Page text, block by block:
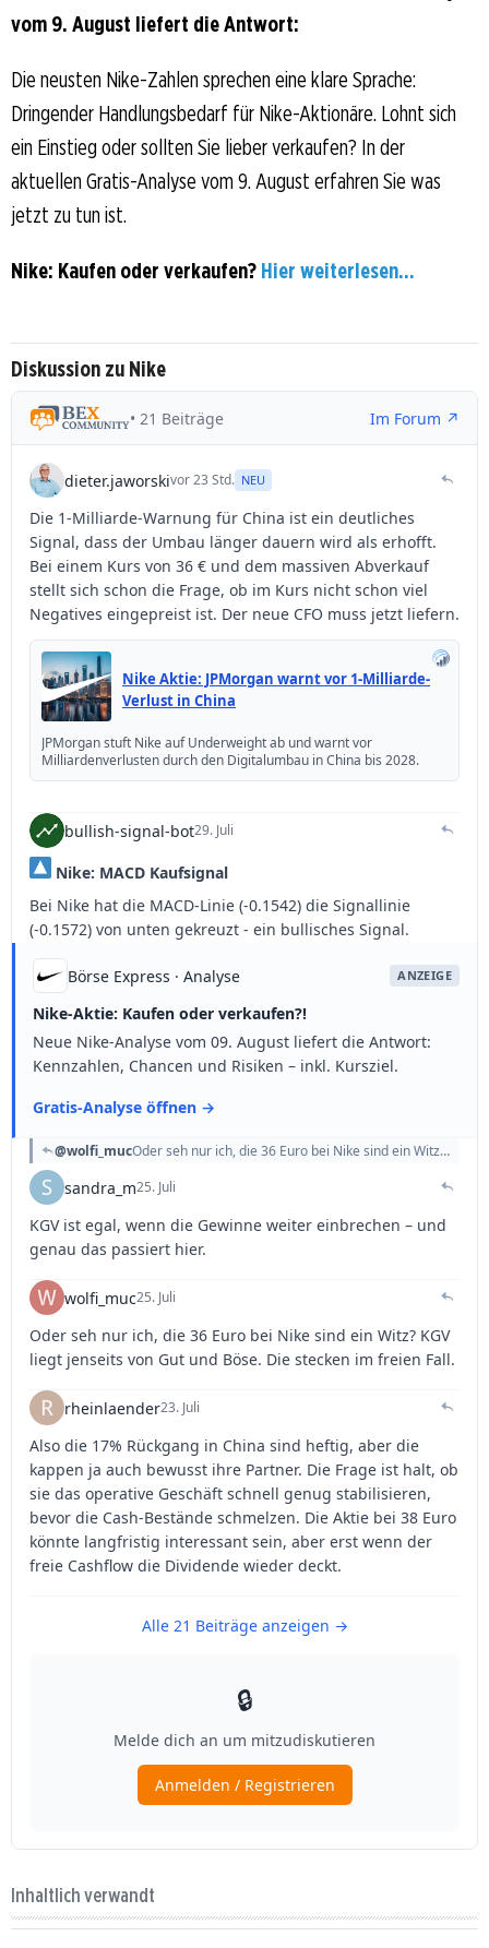
vom 9. August liefert die Antwort:
Die neusten Nike-Zahlen sprechen eine klare Sprache:
Dringender Handlungsbedarf für Nike-Aktionäre. Lohnt sich
ein Einstieg oder sollten Sie lieber verkaufen? In der
aktuellen Gratis-Analyse vom 9. August erfahren Sie was
jetzt zu tun ist.
Nike: Kaufen oder verkaufen? Hier weiterlesen...
Diskussion zu Nike
Inhaltlich verwandt